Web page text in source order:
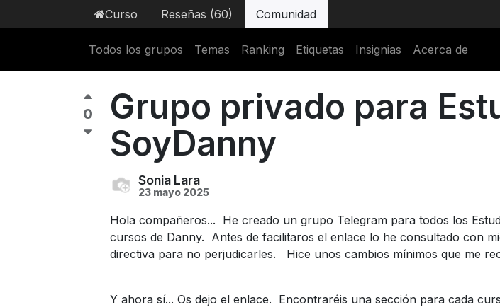
Curso Reseñas (60) Comunidad
Todos los grupos Temas Ranking Etiquetas Insignias Acerca de
0
Grupo privado para
SoyDanny
Sonia Lara
23 mayo 2025
Hola compañeros... He creado un grupo Telegram para todos los
cursos de Danny. Antes de facilitaros el enlace lo he consultado con
directiva para no perjudicarles. Hice unos cambios mínimos que me
Y ahora sí... Os dejo el enlace. Encontraréis una sección para cada